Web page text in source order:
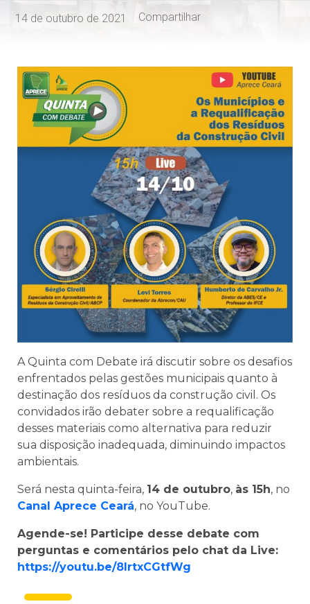
14 de outubro de 2021 Compartilhar
A Quinta com Debate irá discutir sobre os desafios
enfrentados pelas gestões municipais quanto à
destinação dos resíduos da construção civil. Os
convidados irão debater sobre a requalificação
desses materiais como alternativa para reduzir
sua disposição inadequada, diminuindo impactos
ambientais.
Será nesta quinta-feira, 14 de outubro, às 15h, no
Canal Aprece Ceará, no YouTube.
Agende-se! Participe desse debate com
perguntas e comentários pelo chat da Live:
https://youtu.be/8lrtxCGtfWg